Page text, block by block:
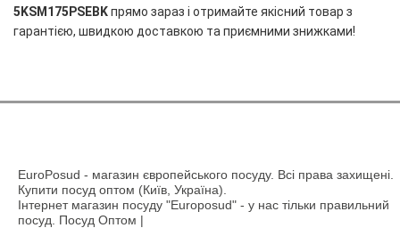
5KSM175PSEBKпрямо зараз і отримайте якісний товар з
гарантією, швидкою доставкою та приємними знижками!
EuroPosud - магазин європейського посуду. Всі права захищені.
Купити посуд оптом (Київ, Україна).
Інтернет магазин посуду "Europosud" - у нас тільки правильний
посуд. Посуд Оптом |